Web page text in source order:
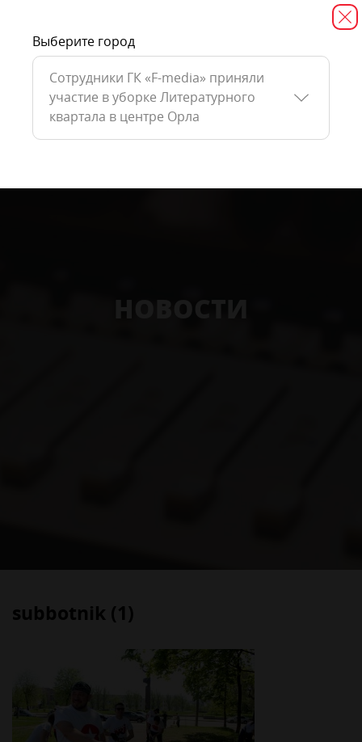
subbotnik (1)
Выберите город
Сотрудники ГК «F-media» приняли
участие в уборке Литературного
квартала в центре Орла